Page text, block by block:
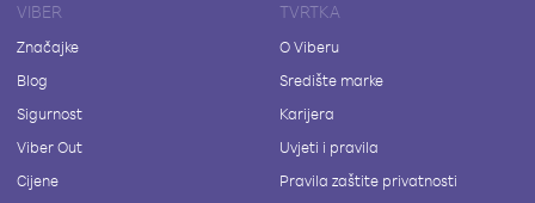
VIBER
Značajke
Blog
Sigurnost
Viber Out
Cijene
TVRTKA
O Viberu
Središte marke
Karijera
Uvjeti i pravila
Pravila zaštite privatnosti